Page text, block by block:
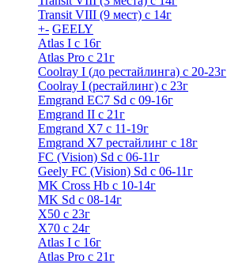
Transit VIII (9 мест) с 14г
+- GEELY
Atlas I c 16г
Atlas Pro с 21г
Coolray I (до рестайлинга) с 20-23г
Coolray I (рестайлинг) с 23г
Emgrand EC7 Sd c 09-16г
Emgrand II с 21г
Emgrand X7 c 11-19г
Emgrand X7 рестайлинг c 18г
FC (Vision) Sd c 06-11г
Geely FC (Vision) Sd c 06-11г
MK Cross Hb с 10-14г
MK Sd с 08-14г
X50 с 23г
X70 с 24г
Atlas I c 16г
Atlas Pro с 21г